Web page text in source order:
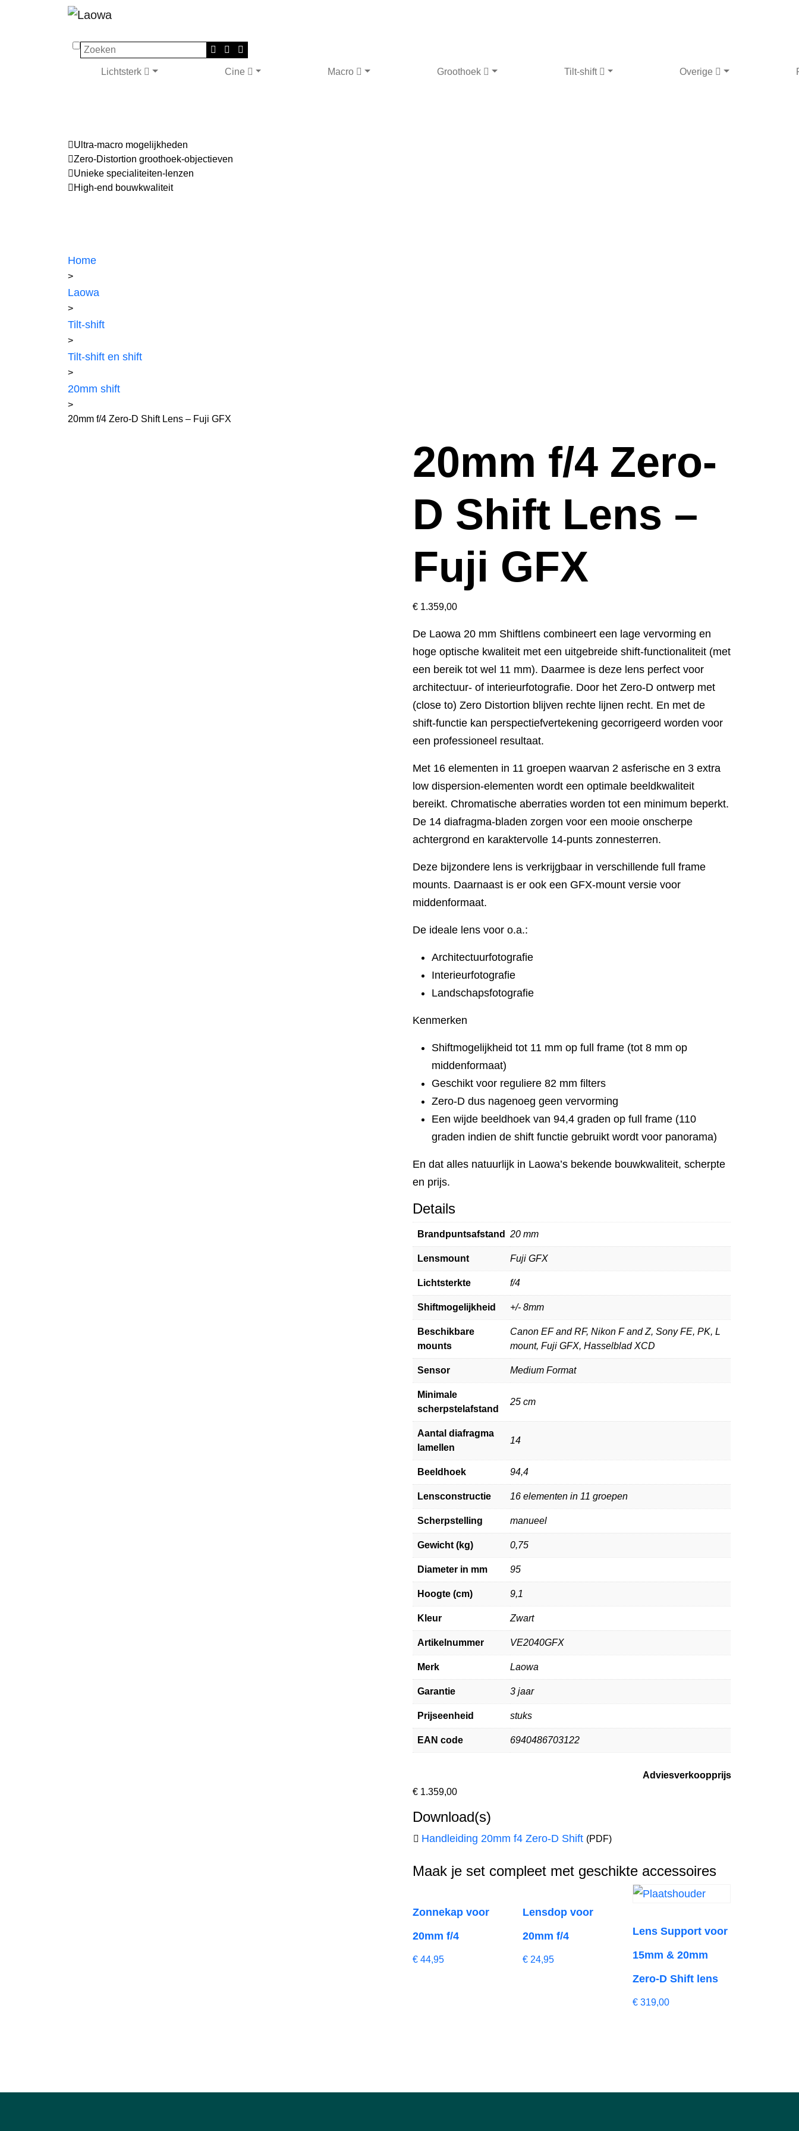
Zoeken
Lichtsterk Cine Macro Groothoek Tilt-shift Overige
Ultra-macro mogelijkheden
Zero-Distortion groothoek-objectieven
Unieke specialiteiten-lenzen
High-end bouwkwaliteit
Home
>
Laowa
>
Tilt-shift
>
Tilt-shift en shift
>
20mm shift
>
20mm f/4 Zero-D Shift Lens – Fuji GFX
20mm f/4 Zero-
D Shift Lens –
Fuji GFX
€ 1.359,00
De Laowa 20 mm Shiftlens combineert een lage vervorming en
hoge optische kwaliteit met een uitgebreide shift-functionaliteit (met
een bereik tot wel 11 mm). Daarmee is deze lens perfect voor
architectuur- of interieurfotografie. Door het Zero-D ontwerp met
(close to) Zero Distortion blijven rechte lijnen recht. En met de
shift-functie kan perspectiefvertekening gecorrigeerd worden voor
een professioneel resultaat.
Met 16 elementen in 11 groepen waarvan 2 asferische en 3 extra
low dispersion-elementen wordt een optimale beeldkwaliteit
bereikt. Chromatische aberraties worden tot een minimum beperkt.
De 14 diafragma-bladen zorgen voor een mooie onscherpe
achtergrond en karaktervolle 14-punts zonnesterren.
Deze bijzondere lens is verkrijgbaar in verschillende full frame
mounts. Daarnaast is er ook een GFX-mount versie voor
middenformaat.
De ideale lens voor o.a.:
Architectuurfotografie
Interieurfotografie
Landschapsfotografie
Kenmerken
Shiftmogelijkheid tot 11 mm op full frame (tot 8 mm op
middenformaat)
Geschikt voor reguliere 82 mm filters
Zero-D dus nagenoeg geen vervorming
Een wijde beeldhoek van 94,4 graden op full frame (110
graden indien de shift functie gebruikt wordt voor panorama)
En dat alles natuurlijk in Laowa’s bekende bouwkwaliteit, scherpte
en prijs.
Details
Brandpuntsafstand 20 mm
Lensmount Fuji GFX
Lichtsterkte f/4
Shiftmogelijkheid +/- 8mm
Beschikbare
mounts
Canon EF and RF, Nikon F and Z, Sony FE, PK, L
mount, Fuji GFX, Hasselblad XCD
Sensor Medium Format
Minimale
scherpstelafstand
25 cm
Aantal diafragma
lamellen
14
Beeldhoek 94,4
Lensconstructie 16 elementen in 11 groepen
Scherpstelling manueel
Gewicht (kg) 0,75
Diameter in mm 95
Hoogte (cm) 9,1
Kleur Zwart
Artikelnummer VE2040GFX
Merk Laowa
Garantie 3 jaar
Prijseenheid stuks
EAN code 6940486703122
Adviesverkoopprijs
€ 1.359,00
Download(s)
Handleiding 20mm f4 Zero-D Shift (PDF)
Maak je set compleet met geschikte accessoires
Zonnekap voor
20mm f/4
€ 44,95
Lensdop voor
20mm f/4
€ 24,95
Lens Support voor
15mm & 20mm
Zero-D Shift lens
€ 319,00